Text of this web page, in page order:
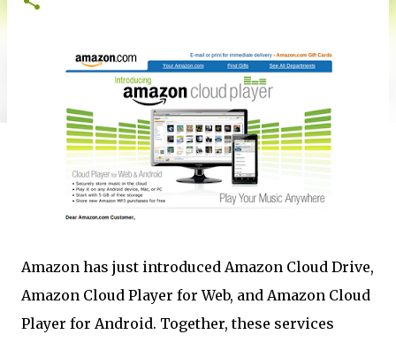
Amazon has just introduced Amazon Cloud Drive,
Amazon Cloud Player for Web, and Amazon Cloud
Player for Android. Together, these services